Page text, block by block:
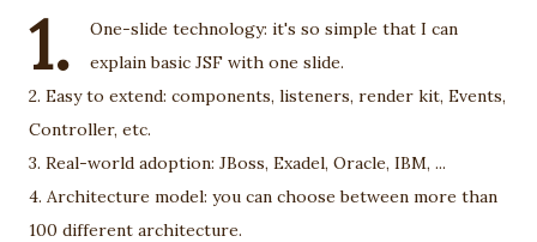
1.
One-slide technology: it's so simple that I can
explain basic JSF with one slide.
2. Easy to extend: components, listeners, render kit, Events,
Controller, etc.
3. Real-world adoption: JBoss, Exadel, Oracle, IBM, ...
4. Architecture model: you can choose between more than
100 different architecture.